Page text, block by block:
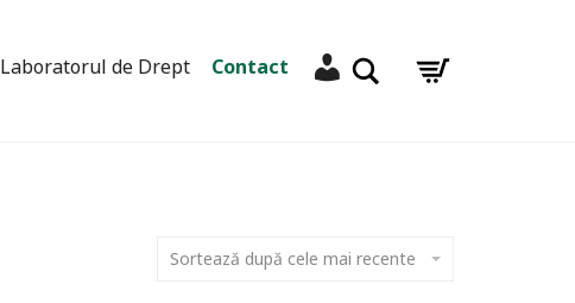
Laboratorul de Drept Contact Contul meuCaută
Sortează după cele mai recente